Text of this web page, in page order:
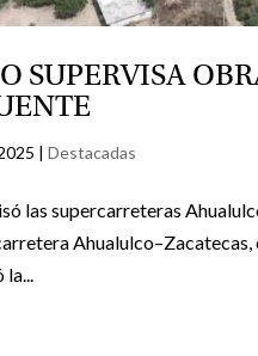
SUPERVISA
|Destacadas
las supercarreteras
la...